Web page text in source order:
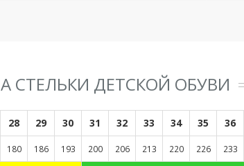
СТЕЛЬКИ ДЕТСКОЙ ОБУВИ
28 29 30 31 32 33 34 35 36
180 186 193 200 206 213 220 226 233